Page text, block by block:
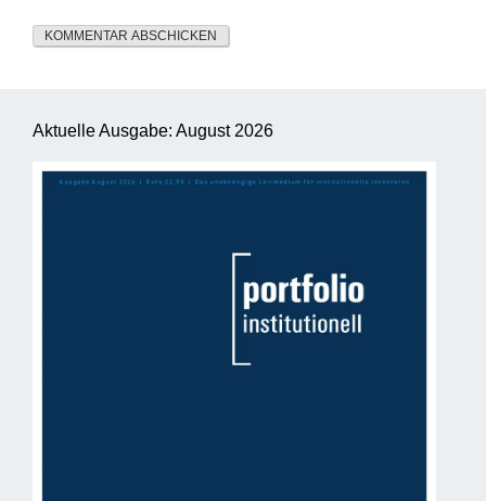
Aktuelle Ausgabe: August 2026